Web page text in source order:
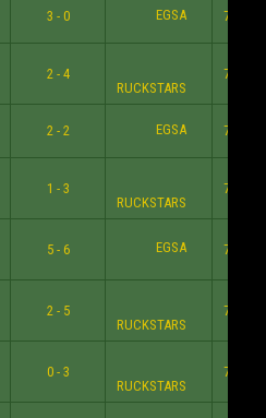
3 - 0 EGSA 7:30
2 - 4
RUCKSTARS
7:30
2 - 2 EGSA 7:30
1 - 3
RUCKSTARS
7:30
5 - 6
EGSA 7:40
2 - 5
RUCKSTARS
7:30
0 - 3
RUCKSTARS
7:30